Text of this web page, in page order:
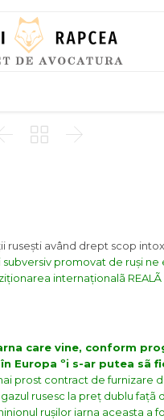
 
rusești având drept scop
subversiv promovat de ruși
internaționalã
care vine, conform
Europa ºi s-ar putea sã
prost contract de furnizare
rusesc la preț dublu fațã
rușilor iarna aceasta a